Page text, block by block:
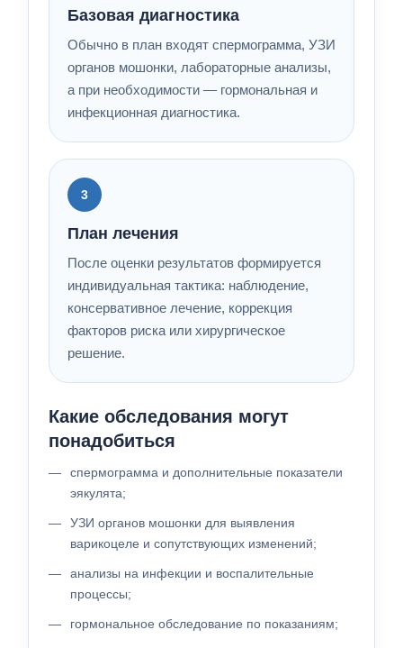
Базовая диагностика
Обычно в план входят спермограмма, УЗИ
органов мошонки, лабораторные анализы,
а при необходимости — гормональная и
инфекционная диагностика.
3
План лечения
После оценки результатов формируется
индивидуальная тактика: наблюдение,
консервативное лечение, коррекция
факторов риска или хирургическое
решение.
Какие обследования могут
понадобиться
спермограмма и дополнительные показатели
эякулята;
УЗИ органов мошонки для выявления
варикоцеле и сопутствующих изменений;
анализы на инфекции и воспалительные
процессы;
гормональное обследование по показаниям;